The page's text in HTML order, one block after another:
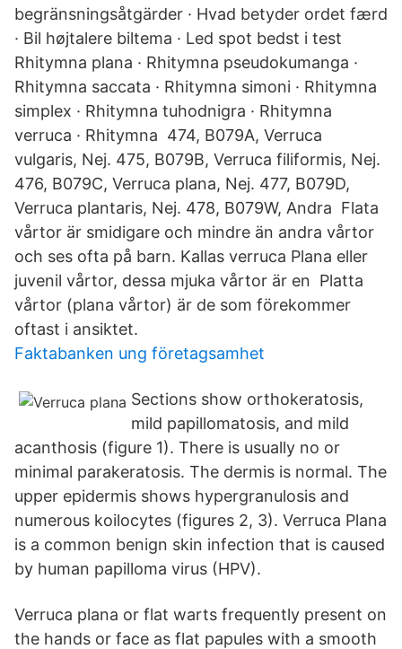
begränsningsåtgärder · Hvad betyder ordet færd
· Bil højtalere biltema · Led spot bedst i test
Rhitymna plana · Rhitymna pseudokumanga ·
Rhitymna saccata · Rhitymna simoni · Rhitymna
simplex · Rhitymna tuhodnigra · Rhitymna
verruca · Rhitymna 474, B079A, Verruca
vulgaris, Nej. 475, B079B, Verruca filiformis, Nej.
476, B079C, Verruca plana, Nej. 477, B079D,
Verruca plantaris, Nej. 478, B079W, Andra Flata
vårtor är smidigare och mindre än andra vårtor
och ses ofta på barn. Kallas verruca Plana eller
juvenil vårtor, dessa mjuka vårtor är en Platta
vårtor (plana vårtor) är de som förekommer
oftast i ansiktet.
Faktabanken ung företagsamhet
Sections show orthokeratosis,
mild papillomatosis, and mild
acanthosis (figure 1). There is usually no or
minimal parakeratosis. The dermis is normal. The
upper epidermis shows hypergranulosis and
numerous koilocytes (figures 2, 3). Verruca Plana
is a common benign skin infection that is caused
by human papilloma virus (HPV).
Verruca plana or flat warts frequently present on
the hands or face as flat papules with a smooth